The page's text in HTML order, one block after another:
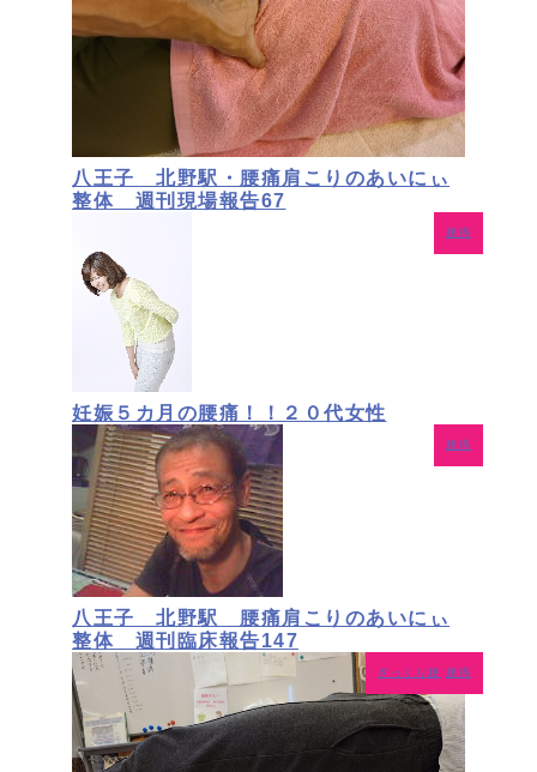
八王子 北野駅・腰痛肩こりのあいにぃ
整体 週刊現場報告67
腰痛
妊娠５カ月の腰痛！！２０代女性
腰痛
八王子 北野駅 腰痛肩こりのあいにぃ
整体 週刊臨床報告147
ぎっくり腰 腰痛